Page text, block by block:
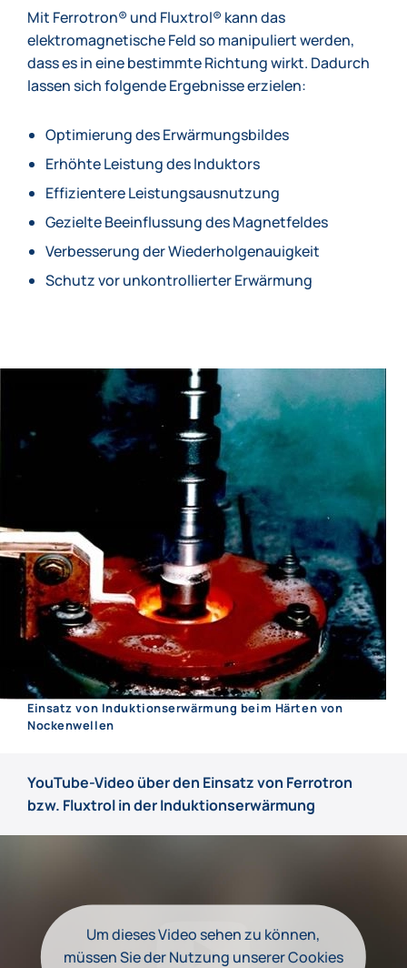
Mit Ferrotron® und Fluxtrol® kann das
elektromagnetische Feld so manipuliert werden,
dass es in eine bestimmte Richtung wirkt. Dadurch
lassen sich folgende Ergebnisse erzielen:
Optimierung des Erwärmungsbildes
Erhöhte Leistung des Induktors
Effizientere Leistungsausnutzung
Gezielte Beeinflussung des Magnetfeldes
Verbesserung der Wiederholgenauigkeit
Schutz vor unkontrollierter Erwärmung
Einsatz von Induktionserwärmung beim Härten von
Nockenwellen
YouTube-Video über den Einsatz von Ferrotron
bzw. Fluxtrol in der Induktionserwärmung
Um dieses Video sehen zu können,
müssen Sie der Nutzung unserer Cookies